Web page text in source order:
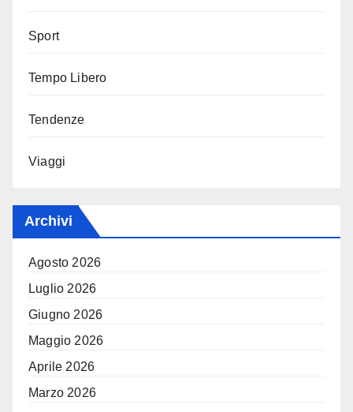
Sport
Tempo Libero
Tendenze
Viaggi
Archivi
Agosto 2026
Luglio 2026
Giugno 2026
Maggio 2026
Aprile 2026
Marzo 2026